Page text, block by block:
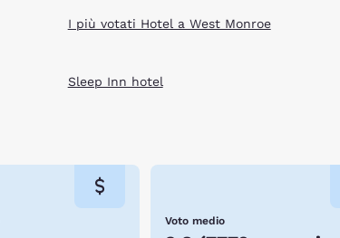
I più votati Hotel a West Monroe
Sleep Inn hotel
Voto medio